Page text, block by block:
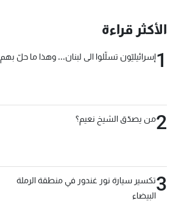
الأكثر قراءة
1إسرائيليّون تسلّلوا الى لبنان... وهذا ما حلّ بهم
2من يصدّق الشيخ نعيم؟
3تكسير سيارة نور غندور في منطقة الرملة
البيضاء